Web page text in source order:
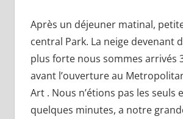
Après un déjeuner matinal,
central Park. La neige devenant
plus forte nous sommes arrivés
avant l’ouverture au
Art . Nous n’étions pas les seuls
quelques minutes, a notre